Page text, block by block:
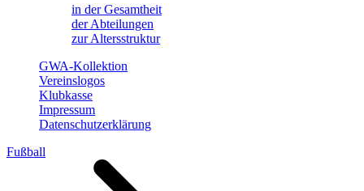
in der Gesamtheit
der Abteilungen
zur Altersstruktur
GWA-Kollektion
Vereinslogos
Klubkasse
Impressum
Datenschutzerklärung
Fußball